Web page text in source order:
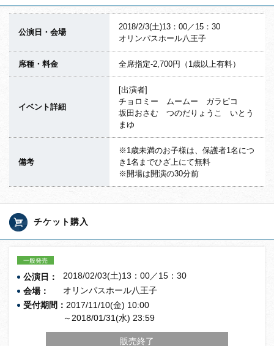
公演日・会場
2018/2/3(土)13：00／15：30
オリンパスホール八王子
席種・料金 全席指定-2,700円（1歳以上有料）
イベント詳細
[出演者]
チョロミー ムームー ガラピコ
坂田おさむ つのだりょうこ いとう
まゆ
備考
※1歳未満のお子様は、保護者1名につ
き1名までひざ上にて無料
※開場は開演の30分前
チケット購入
一般発売
公演日：
2018/02/03(土)13：00／15：30
会場：
オリンパスホール八王子
受付期間： 2017/11/10(金) 10:00
～2018/01/31(水) 23:59
販売終了